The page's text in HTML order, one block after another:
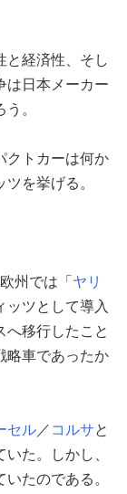
と経済性、そし
は日本メーカー
。
クトカーは何か
を挙げる。
州では「 ヤリ
ッツとして導入
へ移行したこと
略車であったか
セル ／ コルサと
た。しかし、
たのである。